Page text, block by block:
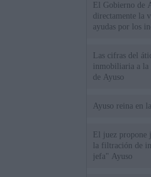
El Gobierno de
directamente la
ayudas por los
Las cifras del
inmobiliaria a la
de Ayuso
Ayuso reina en
El juez propone
la filtración de
jefa" Ayuso